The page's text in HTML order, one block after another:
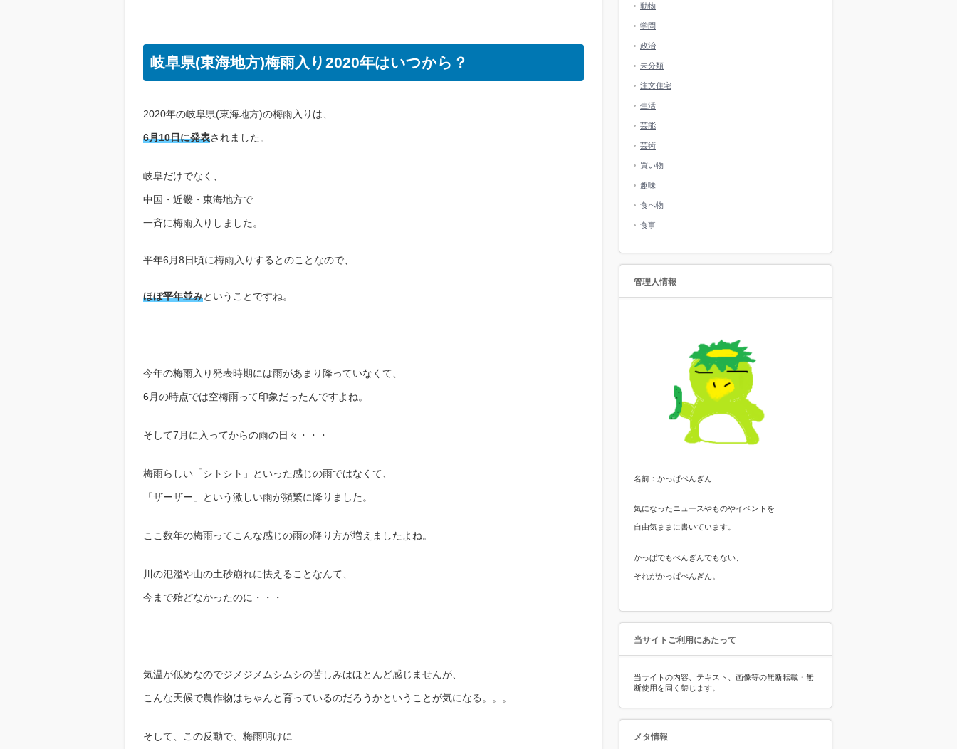
岐阜県(東海地方)梅雨入り2020年はいつから？
2020年の岐阜県(東海地方)の梅雨入りは、
6月10日に発表されました。
岐阜だけでなく、
中国・近畿・東海地方で
一斉に梅雨入りしました。
平年6月8日頃に梅雨入りするとのことなので、
ほぼ平年並みということですね。
今年の梅雨入り発表時期には雨があまり降っていなくて、
6月の時点では空梅雨って印象だったんですよね。
そして7月に入ってからの雨の日々・・・
梅雨らしい「シトシト」といった感じの雨ではなくて、
「ザーザー」という激しい雨が頻繁に降りました。
ここ数年の梅雨ってこんな感じの雨の降り方が増えましたよね。
川の氾濫や山の土砂崩れに怯えることなんて、
今まで殆どなかったのに・・・
気温が低めなのでジメジメムシムシの苦しみはほとんど感じませんが、
こんな天候で農作物はちゃんと育っているのだろうかということが気になる。。。
そして、この反動で、梅雨明けに
動物
学問
政治
未分類
注文住宅
生活
芸能
芸術
買い物
趣味
食べ物
食事
管理人情報
名前：かっぱぺんぎん
気になったニュースやものやイベントを
自由気ままに書いています。
かっぱでもぺんぎんでもない、
それがかっぱぺんぎん。
当サイトご利用にあたって
当サイトの内容、テキスト、画像等の無断転載・無
断使用を固く禁じます。
メタ情報